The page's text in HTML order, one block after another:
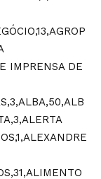
IMPRENSA DE